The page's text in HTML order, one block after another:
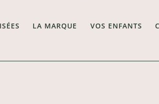
LA MARQUE VOS ENFANTS